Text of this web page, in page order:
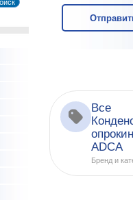
Все
ADCA
Бренд и